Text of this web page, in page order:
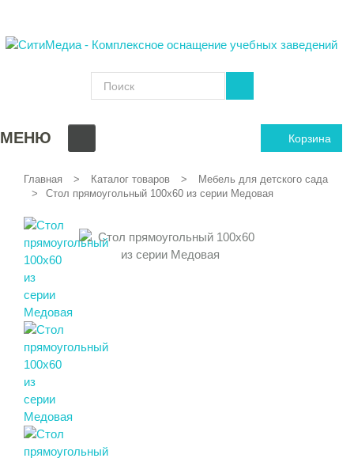
Корзина
МЕНЮ
Главная Каталог товаров
Мебель для детского сада
Стол прямоугольный 100х60 из серии Медовая